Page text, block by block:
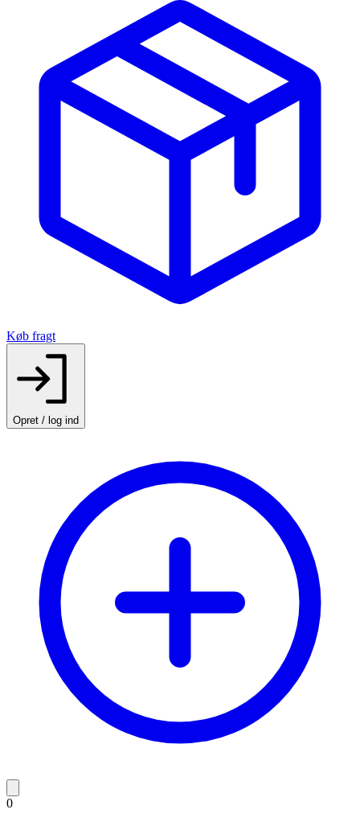
Køb fragt
Opret / log ind
0